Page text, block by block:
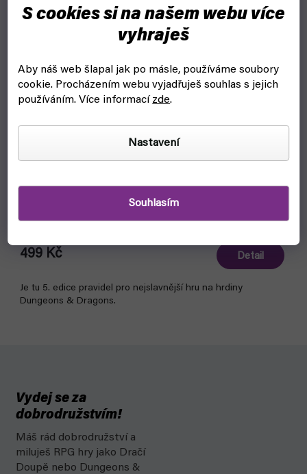
S cookies si na našem webu více
vyhraješ
Aby náš web šlapal jak po másle, používáme soubory
cookie. Procházením webu vyjadřuješ souhlas s jejich
používáním. Více informacízde.
Nastavení
Souhlasím
Dungeons & Dragons: Starter Set - EN
499 Kč Detail
Je tu 5. edice pravidel pro nejslavnější hru na hrdiny
Dungeons & Dragons.
Vydej se za
dobrodružstvím!
Máš rád dobrodružství a
miluješ RPG hry jako Dračí
Doupě nebo Dungeons &